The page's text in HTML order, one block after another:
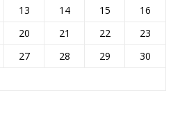
13 14 15
16
20 21 22
23
27 28 29
30